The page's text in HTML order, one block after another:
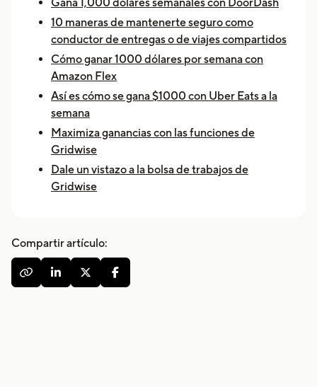
10 maneras de mantenerte seguro como
conductor de entregas o de viajes compartidos
Cómo ganar 1000 dólares por semana con
Amazon Flex
Así es cómo se gana $1000 con Uber Eats a la
semana
Maximiza ganancias con las funciones de
Gridwise
Dale un vistazo a la bolsa de trabajos de
Gridwise
Compartir artículo:
   